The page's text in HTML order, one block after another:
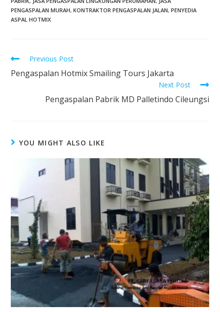
PENGASPALAN MURAH, KONTRAKTOR PENGASPALAN JALAN, PENYEDIA
ASPAL HOTMIX
Previous Post
Pengaspalan Hotmix Smailing Tours Jakarta
Next Post
Pengaspalan Pabrik MD Palletindo Cileungsi
YOU MIGHT ALSO LIKE